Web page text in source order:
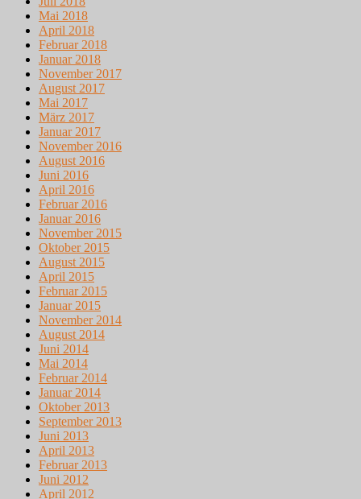
Mai 2018
April 2018
Februar 2018
Januar 2018
November 2017
August 2017
Mai 2017
März 2017
Januar 2017
November 2016
August 2016
Juni 2016
April 2016
Februar 2016
Januar 2016
November 2015
Oktober 2015
August 2015
April 2015
Februar 2015
Januar 2015
November 2014
August 2014
Juni 2014
Mai 2014
Februar 2014
Januar 2014
Oktober 2013
September 2013
Juni 2013
April 2013
Februar 2013
Juni 2012
April 2012